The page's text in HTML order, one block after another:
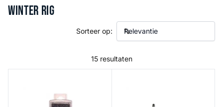
Winter Rig
15 resultaten
Sorteer op: